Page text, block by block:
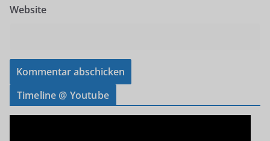
Website
Timeline @ Youtube